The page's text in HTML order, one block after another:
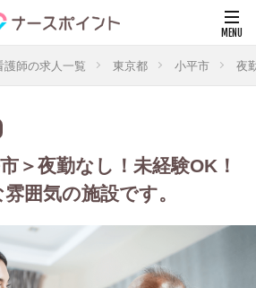
護師の求人一覧 東京都 小平市 夜
＞夜勤なし！未経験OK！
囲気の施設です。